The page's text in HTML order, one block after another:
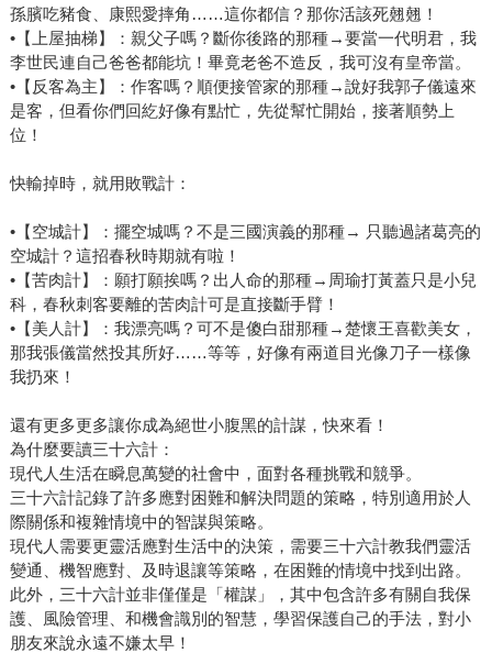
孫臏吃豬食、康熙愛摔角……這你都信？那你活該死翹翹！
•【上屋抽梯】：親父子嗎？斷你後路的那種→要當一代明君，我
李世民連自己爸爸都能坑！畢竟老爸不造反，我可沒有皇帝當。
•【反客為主】：作客嗎？順便接管家的那種→說好我郭子儀遠來
是客，但看你們回紇好像有點忙，先從幫忙開始，接著順勢上
位！
快輸掉時，就用敗戰計：
•【空城計】：擺空城嗎？不是三國演義的那種→ 只聽過諸葛亮的
空城計？這招春秋時期就有啦！
•【苦肉計】：願打願挨嗎？出人命的那種→周瑜打黃蓋只是小兒
科，春秋刺客要離的苦肉計可是直接斷手臂！
•【美人計】：我漂亮嗎？可不是傻白甜那種→楚懷王喜歡美女，
那我張儀當然投其所好……等等，好像有兩道目光像刀子一樣像
我扔來！
還有更多更多讓你成為絕世小腹黑的計謀，快來看！
為什麼要讀三十六計：
現代人生活在瞬息萬變的社會中，面對各種挑戰和競爭。
三十六計記錄了許多應對困難和解決問題的策略，特別適用於人
際關係和複雜情境中的智謀與策略。
現代人需要更靈活應對生活中的決策，需要三十六計教我們靈活
變通、機智應對、及時退讓等策略，在困難的情境中找到出路。
此外，三十六計並非僅僅是「權謀」，其中包含許多有關自我保
護、風險管理、和機會識別的智慧，學習保護自己的手法，對小
朋友來說永遠不嫌太早！